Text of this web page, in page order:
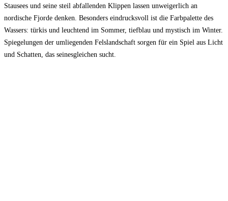
Stausees und seine steil abfallenden Klippen lassen unweigerlich an
nordische Fjorde denken. Besonders eindrucksvoll ist die Farbpalette des
Wassers: türkis und leuchtend im Sommer, tiefblau und mystisch im Winter.
Spiegelungen der umliegenden Felslandschaft sorgen für ein Spiel aus Licht
und Schatten, das seinesgleichen sucht.